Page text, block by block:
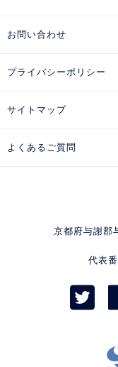
京都府与謝郡
代表番
お問い合わせ
プライバシーポリシー
サイトマップ
よくあるご質問